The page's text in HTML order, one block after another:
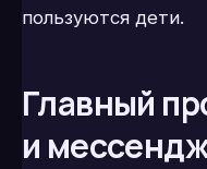
пользуются дети.
Главный
и